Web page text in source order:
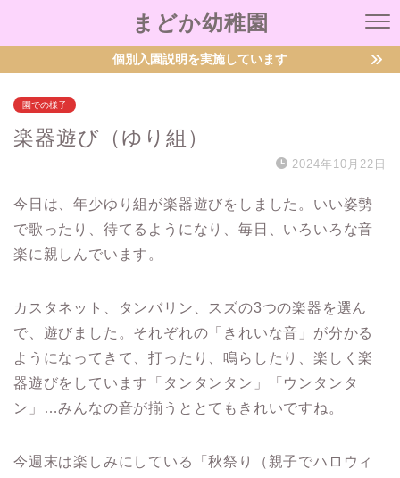
まどか幼稚園
個別入園説明を実施しています
園での様子
楽器遊び（ゆり組）
2024年10月22日
今日は、年少ゆり組が楽器遊びをしました。いい姿勢
で歌ったり、待てるようになり、毎日、いろいろな音
楽に親しんでいます。
カスタネット、タンバリン、スズの3つの楽器を選ん
で、遊びました。それぞれの「きれいな音」が分かる
ようになってきて、打ったり、鳴らしたり、楽しく楽
器遊びをしています「タンタンタン」「ウンタンタ
ン」…みんなの音が揃うととてもきれいですね。
今週末は楽しみにしている「秋祭り（親子でハロウィ